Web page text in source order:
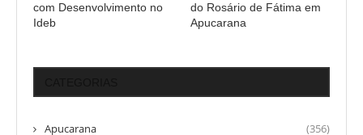
com Desenvolvimento no
Ideb
do Rosário de Fátima em
Apucarana
Apucarana (356)